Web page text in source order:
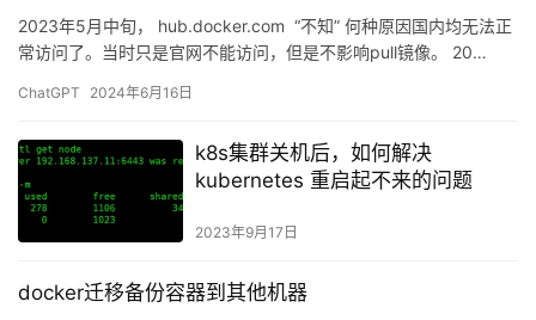
2023年5月中旬， hub.docker.com “不知” 何种原因国内均无法正
常访问了。当时只是官网不能访问，但是不影响pull镜像。 20…
ChatGPT 2024年6月16日
k8s集群关机后，如何解决
kubernetes 重启起不来的问题
2023年9月17日
docker迁移备份容器到其他机器